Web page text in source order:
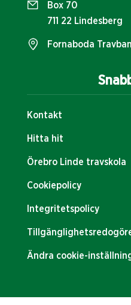
Kontakt
Hitta hit
Örebro Linde travskola
Cookiepolicy
Integritetspolicy
Ändra cookie-
Box 70
711 22 Lindesberg
Fornaboda